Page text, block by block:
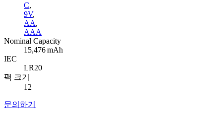
C,
9V,
AA,
AAA
Nominal Capacity
15,476 mAh
IEC
LR20
팩 크기
12
문의하기